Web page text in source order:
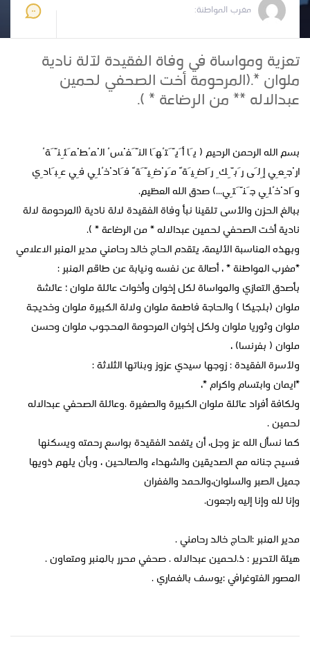
مغرب المواطنة:
تعزية ومواساة في وفاة الفقيدة لآلة نادية
ملوان *.(المرحومة أخت الصحفي لحمين
عبدالاله ** من الرضاعة * ).
بسم الله الرحمن الرحيم ( يَا أَيَّتُهَا النَّفْسُ الْمُطْمَئِنَّةُ
ارْجِعِي إِلَى رَبِّكِ رَاضِيَةً مَرْضِيَّةً فَادْخُلِي فِي عِبَادِي
وَادْخُلِي جَنَّتِي...) صدق الله العظيم.
ببالغ الحزن والأسى تلقينا نبأ وفاة الفقيدة لالة نادية (المرحومة لالة
نادية أخت الصحفي لحمين عبدالاله * من الرضاعة * ).
وبهذه المناسبة الأليمة، يتقدم الحاج خالد رحامني مدير المنبر الاعلامي
*مغرب المواطنة * ، أصالة عن نفسه ونيابة عن طاقم المنبر :
بأصدق التعازي والمواساة لكل إخوان وأخوات عائلة ملوان ؛ عائشة
ملوان (بلجيكا ) والحاجة فاطمة ملوان ولالة الكبيرة ملوان وخديجة
ملوان وثوريا ملوان ولكل إخوان المرحومة المحجوب ملوان وحسن
ملوان ( بفرنسا) ،
ولأسرة الفقيدة : زوجها سيدي عزوز وبناتها الثلاثة :
*ايمان وابتسام واكرام *،
ولكافة أفراد عائلة ملوان الكبيرة والصغيرة .وعائلة الصحفي عبدالاله
لحمين .
كما نسأل الله عز وجل، أن يتغمد الفقيدة بواسع رحمته ويسكنها
فسيح جنانه مع الصديقين والشهداء والصالحين ، وبأن يلهم ذويها
جميل الصبر والسلوان،والحمد والغفران
وإنا لله وإنا إليه راجعون.
مدير المنبر :الحاج خالد رحامني .
هيئة التحرير : ذ.لحمين عبدالاله . صحفي محرر بالمنبر ومتعاون .
المصور الفتوغرافي :يوسف بالغماري .